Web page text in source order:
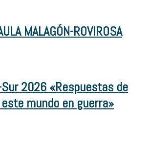
MALAGÓN-ROVIROSA
2026 «Respuestas de
mundo en guerra»